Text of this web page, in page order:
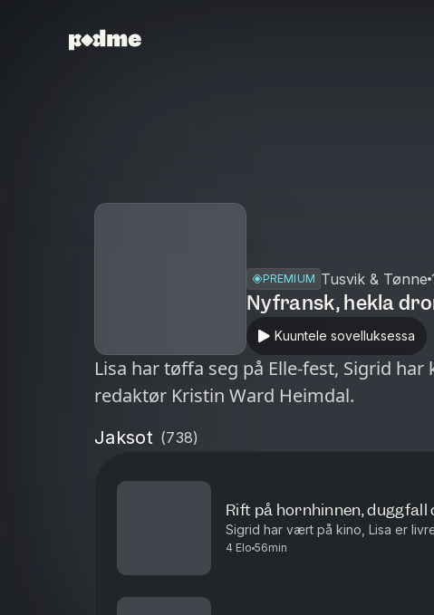
PREMIUM Tusvik & Tønne
Nyfransk, hekla
Kuuntele sovelluksessa
Lisa har tøffa seg på Elle-fest, Sigrid
redaktør Kristin Ward Heimdal.
Jaksot (738)
Rift på hornhinnen, duggfall
Sigrid har vært på kino, Lisa er
4 Elo 56min